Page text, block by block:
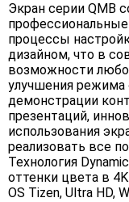
Экран серии QMB
процессы
дизайном, что в
возможности
улучшения
демонстрации
презентаций,
использования
реализовать все
Технология
оттенки цвета в
OS Tizen, Ultra HD,